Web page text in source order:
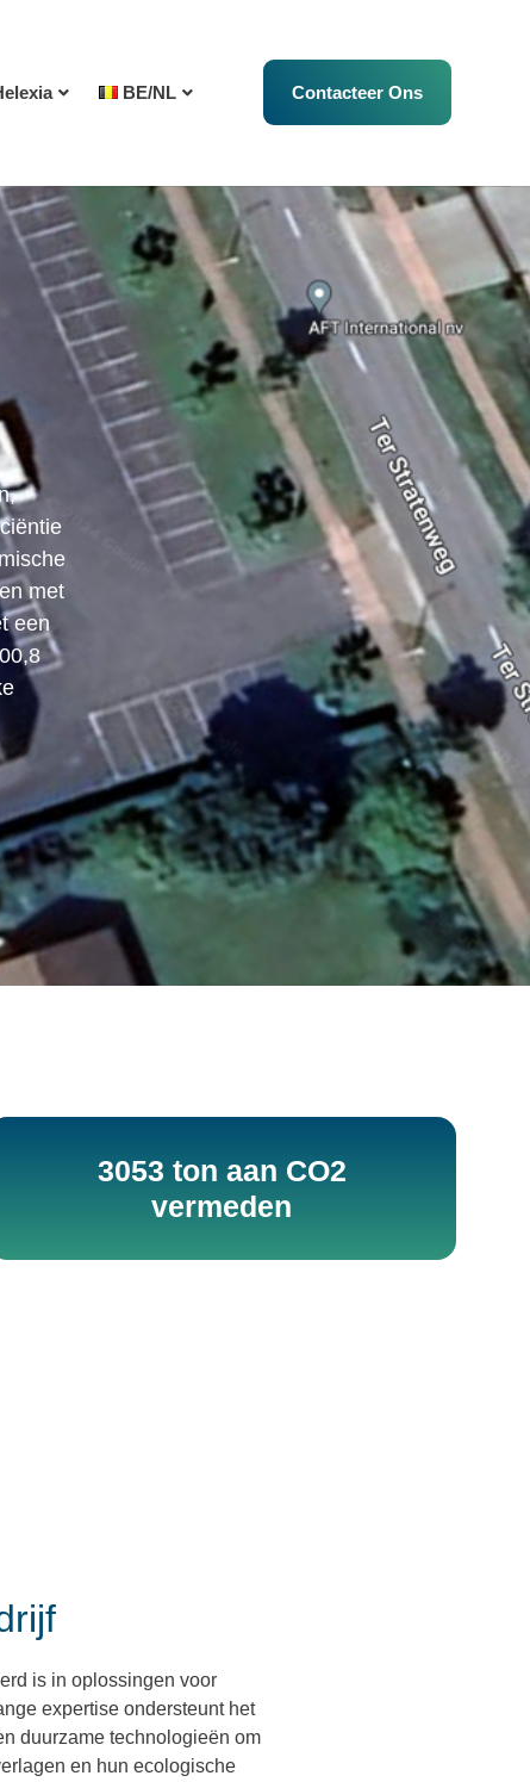
BE/NL Contacteer Ons
met
een
3053 ton aan CO2
vermeden
is in oplossingen voor
expertise ondersteunt het
duurzame technologieën om
en hun ecologische